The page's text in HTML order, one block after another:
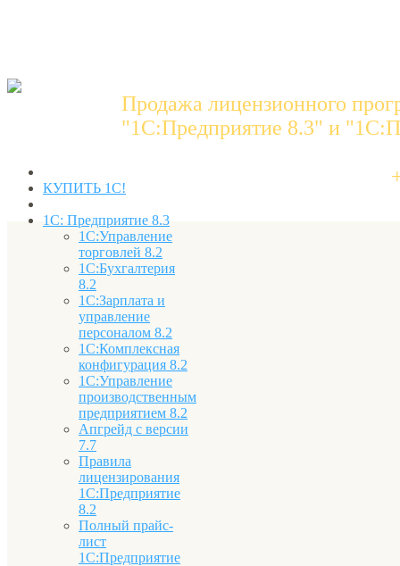
Продажа лицензионного
"1C:Предприятие 8.3" и
КУПИТЬ 1С!
1С: Предприятие 8.3
1С:Управление
торговлей 8.2
1С:Бухгалтерия
8.2
1С:Зарплата и
управление
персоналом 8.2
1С:Комплексная
конфигурация 8.2
1С:Управление
производственным
предприятием 8.2
Апгрейд с версии
7.7
Правила
лицензирования
1С:Предприятие
8.2
Полный прайс-
лист
1С:Предприятие